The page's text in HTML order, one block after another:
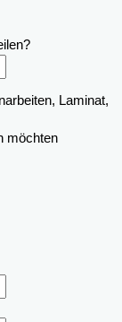
Laminat,
möchten